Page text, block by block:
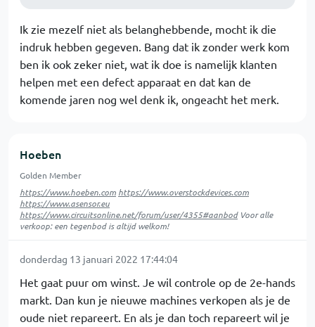
Ik zie mezelf niet als belanghebbende, mocht ik die
indruk hebben gegeven. Bang dat ik zonder werk kom
ben ik ook zeker niet, wat ik doe is namelijk klanten
helpen met een defect apparaat en dat kan de
komende jaren nog wel denk ik, ongeacht het merk.
Hoeben
Golden Member
https://www.hoeben.com https://www.overstockdevices.com
https://www.asensor.eu
https://www.circuitsonline.net/forum/user/4355#aanbodVoor alle
verkoop: een tegenbod is altijd welkom!
donderdag 13 januari 2022 17:44:04
Het gaat puur om winst. Je wil controle op de 2e-hands
markt. Dan kun je nieuwe machines verkopen als je de
oude niet repareert. En als je dan toch repareert wil je